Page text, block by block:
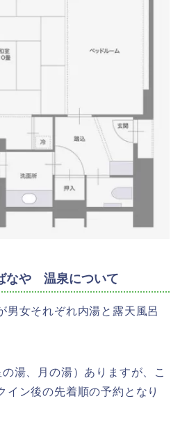
なや 温泉について
男女それぞれ内湯と露天風呂
湯、月の湯）ありますが、こ
イン後の先着順の予約となり